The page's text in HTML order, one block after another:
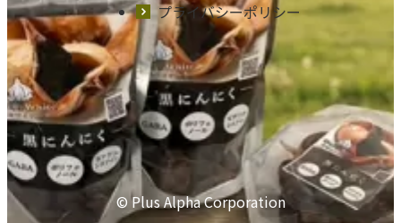
プライバシーポリシー
© Plus Alpha Corporation